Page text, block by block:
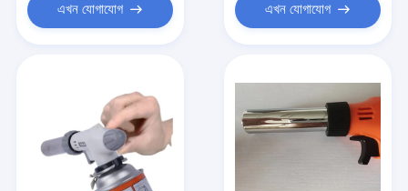
এখন যোগাযোগ এখন যোগাযোগ